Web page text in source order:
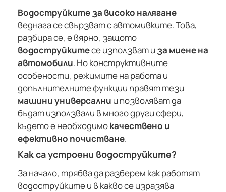
Водоструйките за високо налягане
веднага се свързват с автомивките. Това,
разбира се, е вярно, защото
водоструйкитесе използват и за миене на
автомобили. Но конструктивните
особености, режимите на работа и
допълнителните функции правят тези
машини универсални и позволяват да
бъдат използвали в много други сфери,
където е необходимокачествено и
ефективно почистване.
Как са устроени водоструйките?
За начало, трябва да разберем как работят
водоструйките и в какво се изразява